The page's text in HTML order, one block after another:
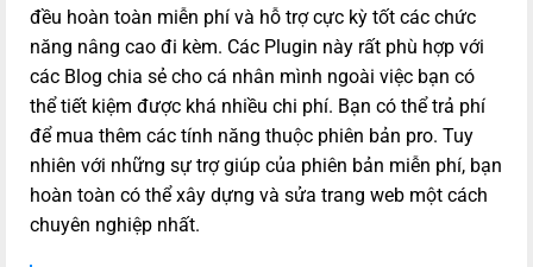
đều hoàn toàn miễn phí và hỗ trợ cực kỳ tốt các chức
năng nâng cao đi kèm. Các Plugin này rất phù hợp với
các Blog chia sẻ cho cá nhân mình ngoài việc bạn có
thể tiết kiệm được khá nhiều chi phí. Bạn có thể trả phí
để mua thêm các tính năng thuộc phiên bản pro. Tuy
nhiên với những sự trợ giúp của phiên bản miễn phí, bạn
hoàn toàn có thể xây dựng và sửa trang web một cách
chuyên nghiệp nhất.